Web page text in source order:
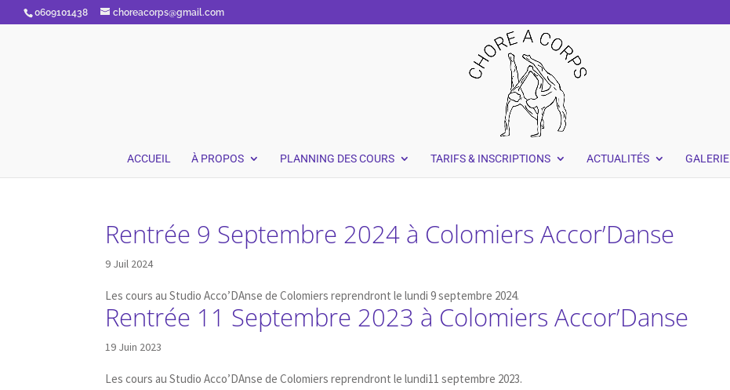
0609101438 choreacorps@gmail.com
ACCUEIL À PROPOS PLANNING DES COURS TARIFS & INSCRIPTIONS ACTUALITÉS GALERIE
Rentrée 9 Septembre 2024 à Colomiers Accor’Danse
9 Juil 2024
Les cours au Studio Acco’DAnse de Colomiers reprendront le lundi 9 septembre 2024.
Rentrée 11 Septembre 2023 à Colomiers Accor’Danse
19 Juin 2023
Les cours au Studio Acco’DAnse de Colomiers reprendront le lundi11 septembre 2023.